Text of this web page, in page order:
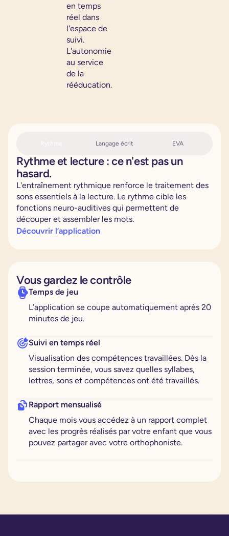
en temps
réel dans
l'espace de
suivi.
L'autonomie
au service
de la
rééducation.
Langage écrit EVA
Rythme et lecture : ce n'est pas un
hasard.
L'entraînement rythmique renforce le traitement des
sons essentiels à la lecture. Le rythme cible les
fonctions neuro-auditives qui permettent de
découper et assembler les mots.
Découvrir l’application
Vous gardez le contrôle
Temps de jeu
L’application se coupe automatiquement après 20
minutes de jeu.
Suivi en temps réel
Visualisation des compétences travaillées. Dès la
session terminée, vous savez quelles syllabes,
lettres, sons et compétences ont été travaillés.
Rapport mensualisé
Chaque mois vous accédez à un rapport complet
avec les progrès réalisés par votre enfant que vous
pouvez partager avec votre orthophoniste.